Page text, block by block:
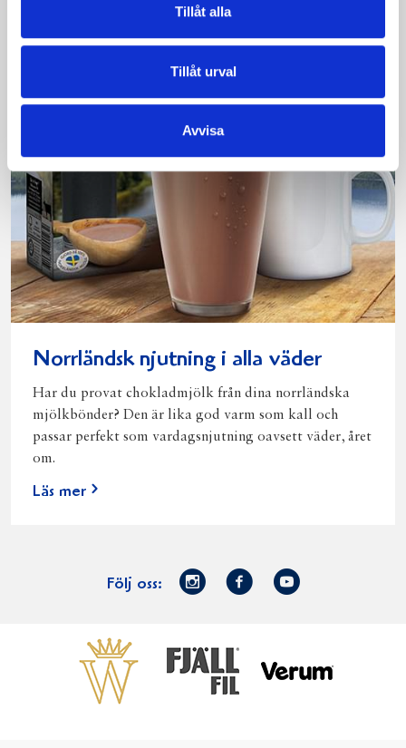
Tillåt alla
Tillåt urval
Avvisa
Norrländsk njutning i alla väder
Har du provat chokladmjölk från dina norrländska
mjölkbönder? Den är lika god varm som kall och
passar perfekt som vardagsnjutning oavsett väder, året
om.
Läs mer
Följ oss:
Norrmejerier
Facebook
Youtube
Gör gott för
Norrländska
VästerbottensostFjällfil